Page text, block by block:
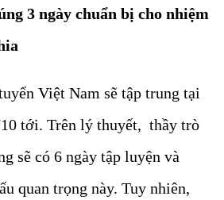
3 ngày chuẩn bị cho nhiệm
Việt Nam sẽ tập trung tại
tới. Trên lý thuyết, thầy trò
sẽ có 6 ngày tập luyện và
quan trọng này. Tuy nhiên,